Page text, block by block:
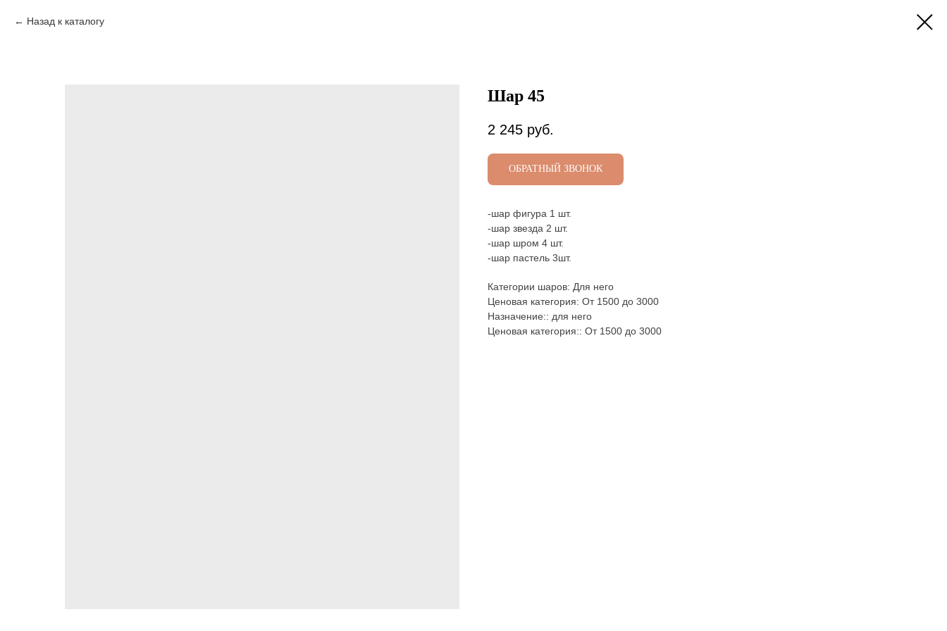
Назад к каталогу
Шар 45
2 245 руб.
ОБРАТНЫЙ ЗВОНОК
-шар фигура 1 шт.
-шар звезда 2 шт.
-шар шром 4 шт.
-шар пастель 3шт.
Категории шаров: Для него
Ценовая категория: От 1500 до 3000
Назначение:: для него
Ценовая категория:: От 1500 до 3000